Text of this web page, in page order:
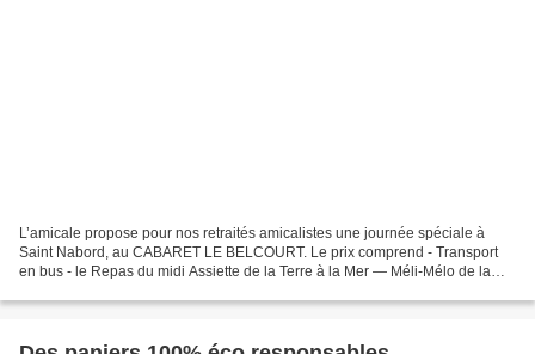
L’amicale propose pour nos retraités amicalistes une journée spéciale à
Saint Nabord, au CABARET LE BELCOURT. Le prix comprend - Transport
en bus - le Repas du midi Assiette de la Terre à la Mer — Méli-Mélo de la